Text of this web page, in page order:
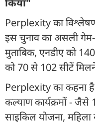
Perplexity का
इस चुनाव का असली
मुताबिक, एनडीए को
को 70 से 102 सीटें
Perplexity का कहना
कल्याण कार्यक्रमों -
साइकिल योजना,